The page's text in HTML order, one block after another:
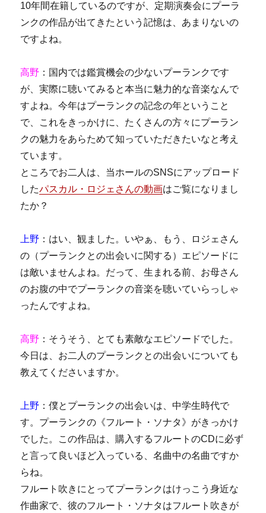
10年間在籍しているのですが、定期演奏会にプーラ
ンクの作品が出てきたという記憶は、あまりないの
ですよね。
高野 ：国内では鑑賞機会の少ないプーランクです
が、実際に聴いてみると本当に魅力的な音楽なんで
すよね。今年はプーランクの記念の年ということ
で、これをきっかけに、たくさんの方々にプーラン
クの魅力をあらためて知っていただきたいなと考え
ています。
ところでお二人は、当ホールのSNSにアップロード
したパスカル・ロジェさんの動画はご覧になりまし
たか？
上野 ：はい、観ました。いやぁ、もう、ロジェさん
の（プーランクとの出会いに関する）エピソードに
は敵いませんよね。だって、生まれる前、お母さん
のお腹の中でプーランクの音楽を聴いていらっしゃ
ったんですよね。
高野 ：そうそう、とても素敵なエピソードでした。
今日は、お二人のプーランクとの出会いについても
教えてくださいますか。
上野 ：僕とプーランクの出会いは、中学生時代で
す。プーランクの《フルート・ソナタ》がきっかけ
でした。この作品は、購入するフルートのCDに必ず
と言って良いほど入っている、名曲中の名曲ですか
らね。
フルート吹きにとってプーランクはけっこう身近な
作曲家で、彼のフルート・ソナタはフルート吹きが